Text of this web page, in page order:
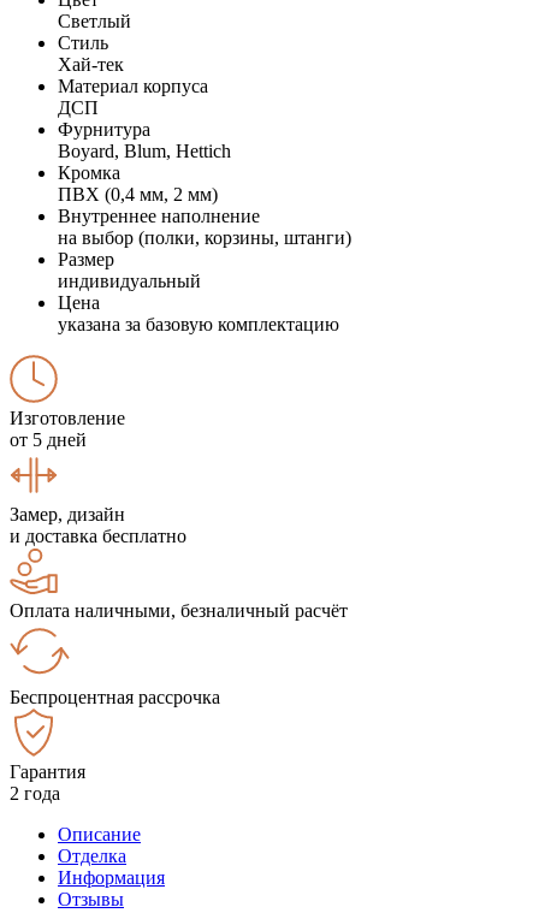
Светлый
Стиль
Хай-тек
Материал корпуса
ДСП
Фурнитура
Boyard, Blum, Hettich
Кромка
ПВХ (0,4 мм, 2 мм)
Внутреннее наполнение
на выбор (полки, корзины, штанги)
Размер
индивидуальный
Цена
указана за базовую комплектацию
Изготовление
от 5 дней
Замер, дизайн
и доставка бесплатно
Оплата наличными, безналичный расчёт
Беспроцентная рассрочка
Гарантия
2 года
Описание
Отделка
Информация
Отзывы